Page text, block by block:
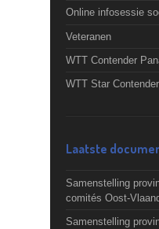
Online infosessie
Veteranen
WTT Contender
WTT Star
Laatste
Samenstelling
comités Oost-
Samenstelling